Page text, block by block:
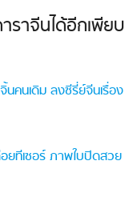
ราจีนได้อีกเพียบ
คนเดิม ลงซีรี่ย์จีนเรื่อง
ทีเซอร์ ภาพใบปิดสวย